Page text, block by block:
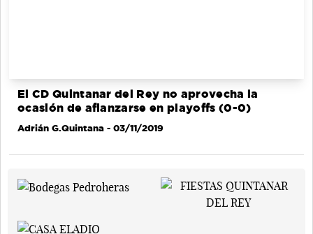
El CD Quintanar del Rey no aprovecha la
ocasión de afianzarse en playoffs (0-0)
Adrián G.Quintana - 03/11/2019